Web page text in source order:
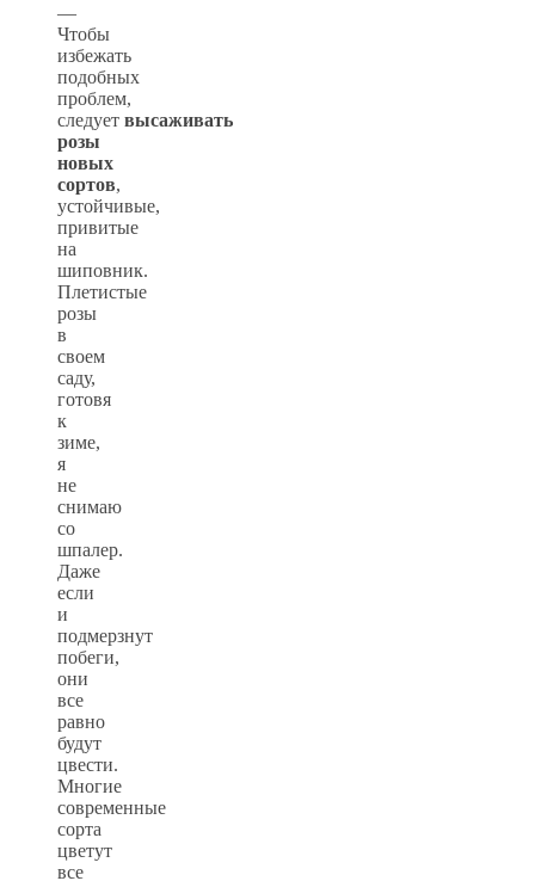
—
Чтобы
избежать
подобных
проблем,
следует высаживать
розы
новых
сортов,
устойчивые,
привитые
на
шиповник.
Плетистые
розы
в
своем
саду,
готовя
к
зиме,
я
не
снимаю
со
шпалер.
Даже
если
и
подмерзнут
побеги,
они
все
равно
будут
цвести.
Многие
современные
сорта
цветут
все